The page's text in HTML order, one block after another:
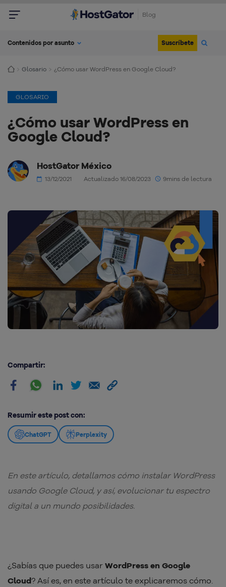
Blog
Contenidos por asunto Suscríbete
Glosario ¿Cómo usar WordPress en Google Cloud?
GLOSARIO
¿Cómo usar WordPress en
Google Cloud?
HostGator México
13/12/2021 Actualizado 16/08/2023 9mins de lectura
Compartir:
Resumir este post con:
ChatGPT Perplexity
En este artículo, detallamos cómo instalar WordPress
usando Google Cloud, y así, evolucionar tu espectro
digital a un mundo posibilidades.
¿Sabías que puedes usar WordPress en Google
Cloud? Así es, en este artículo te explicaremos cómo.